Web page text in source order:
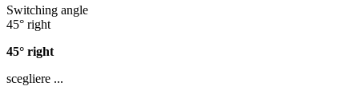
Switching angle
45° right
45° right
scegliere ...